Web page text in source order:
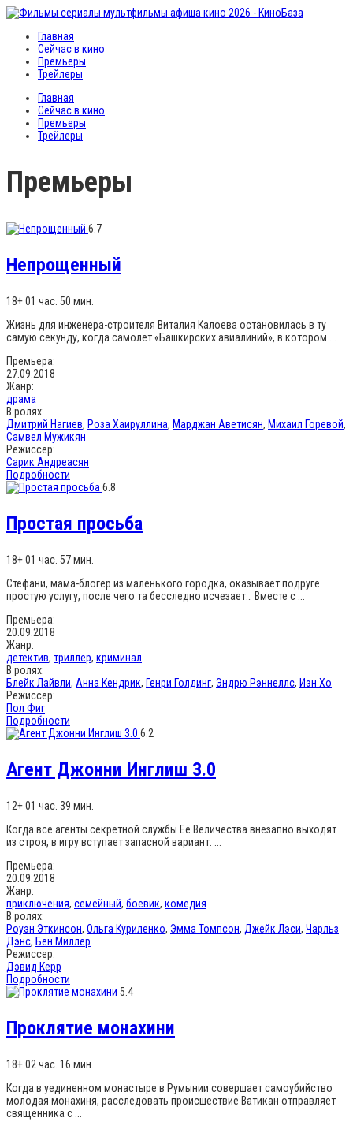
Главная
Сейчас в кино
Премьеры
Трейлеры
Главная
Сейчас в кино
Премьеры
Трейлеры
Премьеры
6.7
Непрощенный
18+01 час. 50 мин.
Жизнь для инженера-строителя Виталия Калоева остановилась в ту
самую секунду, когда самолет «Башкирских авиалиний», в котором ...
Премьера:
27.09.2018
Жанр:
драма
В ролях:
Дмитрий Нагиев, Роза Хаируллина, Марджан Аветисян, Михаил Горевой,
Самвел Мужикян
Режиссер:
Сарик Андреасян
Подробности
6.8
Простая просьба
18+01 час. 57 мин.
Стефани, мама-блогер из маленького городка, оказывает подруге
простую услугу, после чего та бесследно исчезает… Вместе с ...
Премьера:
20.09.2018
Жанр:
детектив, триллер, криминал
В ролях:
Блейк Лайвли, Анна Кендрик, Генри Голдинг, Эндрю Рэннеллс, Иэн Хо
Режиссер:
Пол Фиг
Подробности
6.2
Агент Джонни Инглиш 3.0
12+01 час. 39 мин.
Когда все агенты секретной службы Её Величества внезапно выходят
из строя, в игру вступает запасной вариант. ...
Премьера:
20.09.2018
Жанр:
приключения, семейный, боевик, комедия
В ролях:
Роуэн Эткинсон, Ольга Куриленко, Эмма Томпсон, Джейк Лэси, Чарльз
Дэнс, Бен Миллер
Режиссер:
Дэвид Керр
Подробности
5.4
Проклятие монахини
18+02 час. 16 мин.
Когда в уединенном монастыре в Румынии совершает самоубийство
молодая монахиня, расследовать происшествие Ватикан отправляет
священника с ...